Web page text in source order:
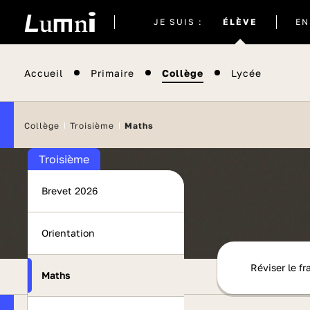
JE SUIS : ÉLÈVE
actuel
Accueil Primaire Collège Lycée
Collège Troisième Maths
Troisième
Brevet 2026
Orientation
Maths
Réviser le